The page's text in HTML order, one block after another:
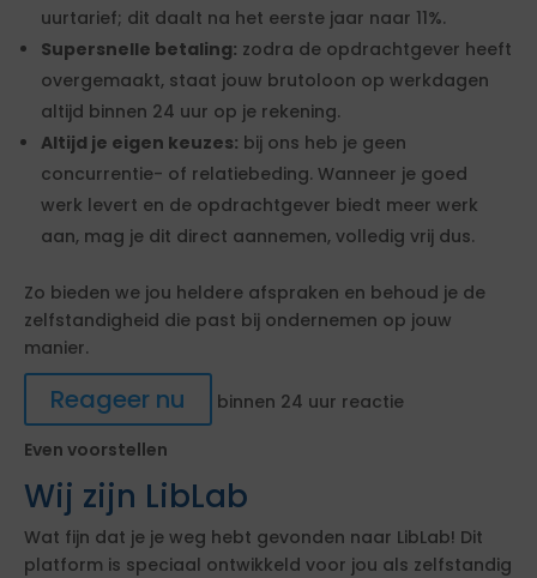
uurtarief; dit daalt na het eerste jaar naar 11%.
Supersnelle betaling: zodra de opdrachtgever heeft
overgemaakt, staat jouw brutoloon op werkdagen
altijd binnen 24 uur op je rekening.
Altijd je eigen keuzes: bij ons heb je geen
concurrentie- of relatiebeding. Wanneer je goed
werk levert en de opdrachtgever biedt meer werk
aan, mag je dit direct aannemen, volledig vrij dus.
Zo bieden we jou heldere afspraken en behoud je de
zelfstandigheid die past bij ondernemen op jouw
manier.
Reageer nu
binnen 24 uur reactie
Even voorstellen
Wij zijn LibLab
Wat fijn dat je je weg hebt gevonden naar LibLab! Dit
platform is speciaal ontwikkeld voor jou als zelfstandig